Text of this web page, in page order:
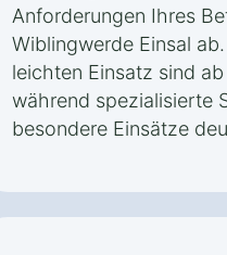
Anforderungen Ihres
Wiblingwerde Einsal
leichten Einsatz sind
während spezialisierte
besondere Einsätze